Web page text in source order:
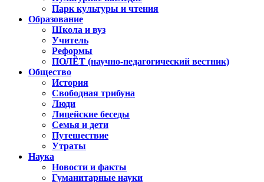
Парк культуры и чтения
Образование
Школа и вуз
Учитель
Реформы
ПОЛЁТ (научно-педагогический вестник)
Общество
История
Свободная трибуна
Люди
Лицейские беседы
Семья и дети
Путешествие
Утраты
Наука
Новости и факты
Гуманитарные науки